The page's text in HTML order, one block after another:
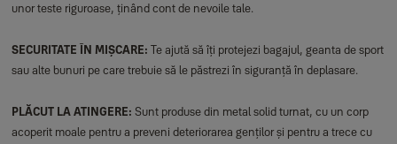
unor teste riguroase, ținând cont de nevoile tale.
SECURITATE ÎN MIȘCARE: Te ajută să îți protejezi bagajul, geanta de sport
sau alte bunuri pe care trebuie să le păstrezi în siguranță în deplasare.
PLĂCUT LA ATINGERE: Sunt produse din metal solid turnat, cu un corp
acoperit moale pentru a preveni deteriorarea genților și pentru a trece cu